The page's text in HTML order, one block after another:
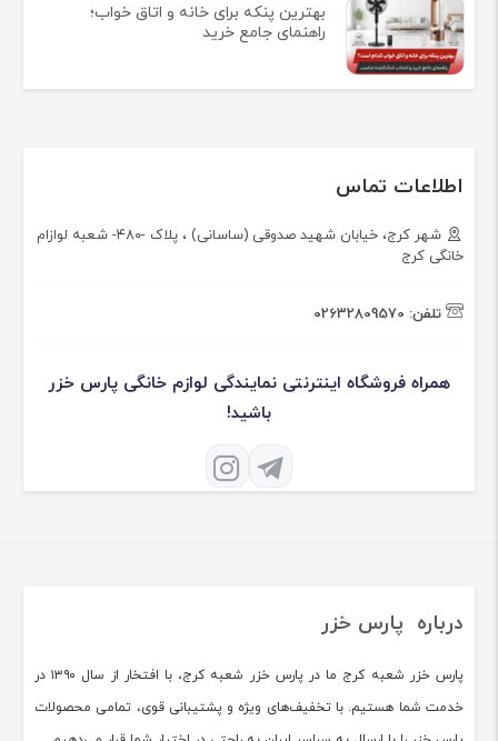
بهترین پنکه برای خانه و اتاق خواب؛
راهنمای جامع خرید
اطلاعات تماس
شهر کرج، خیابان شهید صدوقی (ساسانی) ، پلاک -۴۸۰- شعبه لوازام
خانگی کرج
تلفن: 02632809570
همراه فروشگاه اینترنتی نمایندگی لوازم خانگی پارس خزر
باشید!
درباره پارس خزر
پارس خزر شعبه کرج ما در پارس خزر شعبه کرج، با افتخار از سال ۱۳۹۰ در
خدمت شما هستیم. با تخفیف‌های ویژه و پشتیبانی قوی، تمامی محصولات